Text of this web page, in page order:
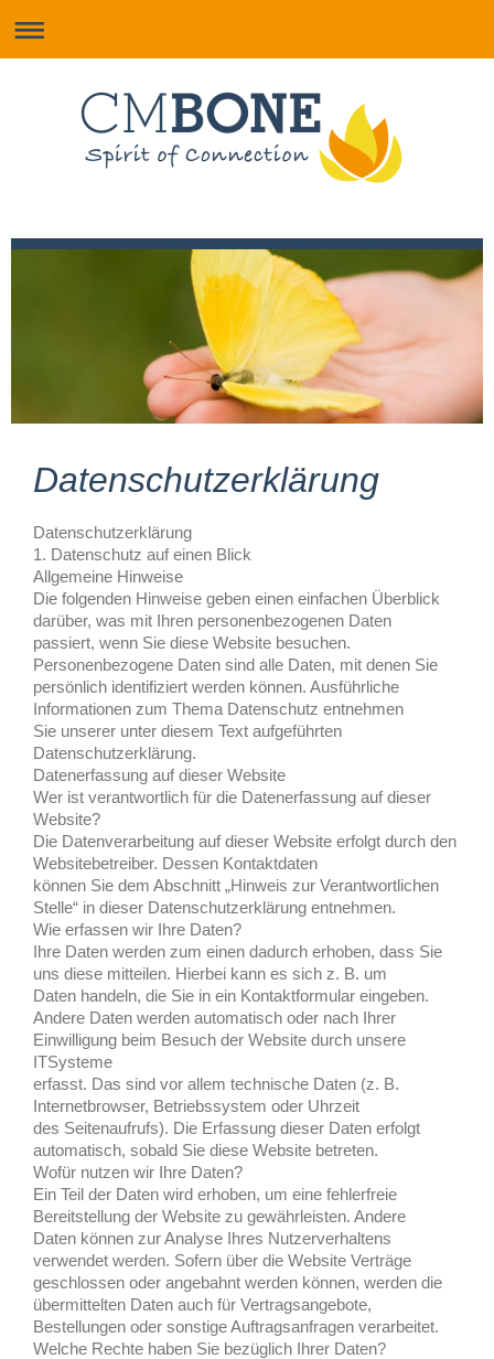
Datenschutzerklärung
Datenschutzerklärung
1. Datenschutz auf einen Blick
Allgemeine Hinweise
Die folgenden Hinweise geben einen einfachen Überblick
darüber, was mit Ihren personenbezogenen Daten
passiert, wenn Sie diese Website besuchen.
Personenbezogene Daten sind alle Daten, mit denen Sie
persönlich identifiziert werden können. Ausführliche
Informationen zum Thema Datenschutz entnehmen
Sie unserer unter diesem Text aufgeführten
Datenschutzerklärung.
Datenerfassung auf dieser Website
Wer ist verantwortlich für die Datenerfassung auf dieser
Website?
Die Datenverarbeitung auf dieser Website erfolgt durch den
Websitebetreiber. Dessen Kontaktdaten
können Sie dem Abschnitt „Hinweis zur Verantwortlichen
Stelle“ in dieser Datenschutzerklärung entnehmen.
Wie erfassen wir Ihre Daten?
Ihre Daten werden zum einen dadurch erhoben, dass Sie
uns diese mitteilen. Hierbei kann es sich z. B. um
Daten handeln, die Sie in ein Kontaktformular eingeben.
Andere Daten werden automatisch oder nach Ihrer
Einwilligung beim Besuch der Website durch unsere
ITSysteme
erfasst. Das sind vor allem technische Daten (z. B.
Internetbrowser, Betriebssystem oder Uhrzeit
des Seitenaufrufs). Die Erfassung dieser Daten erfolgt
automatisch, sobald Sie diese Website betreten.
Wofür nutzen wir Ihre Daten?
Ein Teil der Daten wird erhoben, um eine fehlerfreie
Bereitstellung der Website zu gewährleisten. Andere
Daten können zur Analyse Ihres Nutzerverhaltens
verwendet werden. Sofern über die Website Verträge
geschlossen oder angebahnt werden können, werden die
übermittelten Daten auch für Vertragsangebote,
Bestellungen oder sonstige Auftragsanfragen verarbeitet.
Welche Rechte haben Sie bezüglich Ihrer Daten?